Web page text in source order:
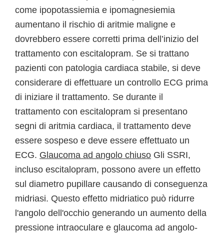
come ipopotassiemia e ipomagnesiemia
aumentano il rischio di aritmie maligne e
dovrebbero essere corretti prima dell’inizio del
trattamento con escitalopram. Se si trattano
pazienti con patologia cardiaca stabile, si deve
considerare di effettuare un controllo ECG prima
di iniziare il trattamento. Se durante il
trattamento con escitalopram si presentano
segni di aritmia cardiaca, il trattamento deve
essere sospeso e deve essere effettuato un
ECG. Glaucoma ad angolo chiuso Gli SSRI,
incluso escitalopram, possono avere un effetto
sul diametro pupillare causando di conseguenza
midriasi. Questo effetto midriatico può ridurre
l'angolo dell'occhio generando un aumento della
pressione intraoculare e glaucoma ad angolo-